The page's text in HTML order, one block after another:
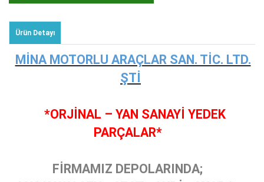
Ürün Detayı
MİNA MOTORLU ARAÇLAR SAN. TİC. LTD.
ŞTİ
*ORJİNAL – YAN SANAYİ YEDEK
PARÇALAR*
FİRMAMIZ DEPOLARINDA;